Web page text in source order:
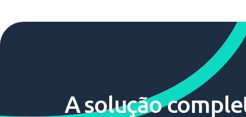
A solução